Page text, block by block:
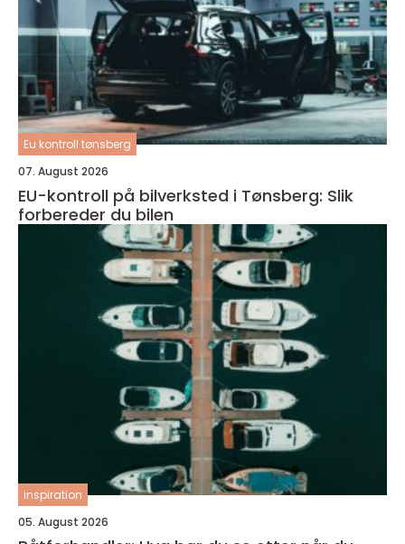
Eu kontroll tønsberg
07. August 2026
EU-kontroll på bilverksted i Tønsberg: Slik
forbereder du bilen
inspiration
05. August 2026